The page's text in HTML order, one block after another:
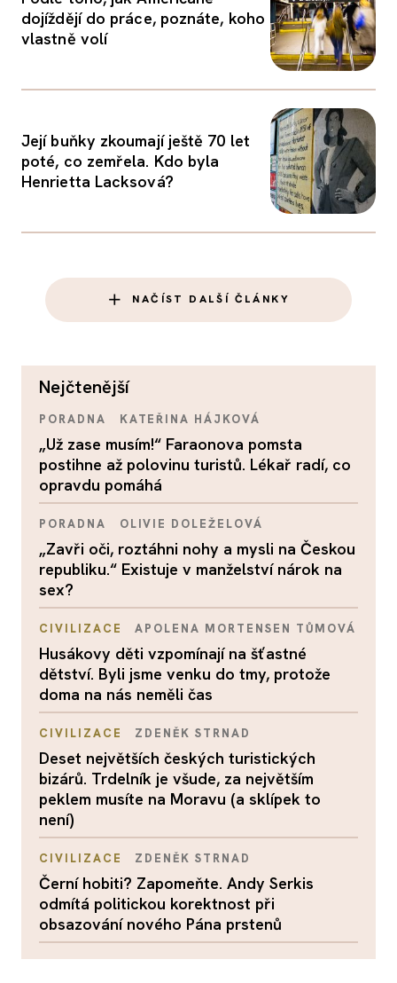
dojíždějí do práce, poznáte, koho
vlastně volí
Její buňky zkoumají ještě 70 let
poté, co zemřela. Kdo byla
Henrietta Lacksová?
NAČÍST DALŠÍ ČLÁNKY
nejčtenější
PORADNA KATEŘINA HÁJKOVÁ
„Už zase musím!“ Faraonova pomsta
postihne až polovinu turistů. Lékař radí, co
opravdu pomáhá
PORADNA OLIVIE DOLEŽELOVÁ
„Zavři oči, roztáhni nohy a mysli na Českou
republiku.“ Existuje v manželství nárok na
sex?
CIVILIZACE APOLENA MORTENSEN TŮMOVÁ
Husákovy děti vzpomínají na šťastné
dětství. Byli jsme venku do tmy, protože
doma na nás neměli čas
CIVILIZACE ZDENĚK STRNAD
Deset největších českých turistických
bizárů. Trdelník je všude, za největším
peklem musíte na Moravu (a sklípek to
není)
CIVILIZACE ZDENĚK STRNAD
Černí hobiti? Zapomeňte. Andy Serkis
odmítá politickou korektnost při
obsazování nového Pána prstenů